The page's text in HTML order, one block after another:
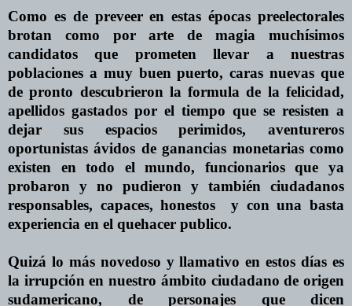
Como es de preveeren estas épocas preelectorales
brotan como por arte de magia muchísimos
candidatos que prometen llevar a nuestras
poblaciones a muy buen puerto, caras nuevas que
de pronto descubrieron la formula de la felicidad,
apellidos gastados por el tiempo que se resisten a
dejar sus espacios perimidos, aventureros
oportunistas ávidos de ganancias monetarias como
existen en todo el mundo, funcionarios que ya
probaron y no pudieron y también ciudadanos
responsables, capaces, honestos
y con una basta
experiencia en el quehacer publico.
Quizá lo más novedoso y llamativoen estos días es
la irrupciónen nuestro ámbito ciudadano de origen
sudamericano, de personajes que dicen